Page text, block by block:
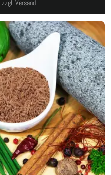
zzgl. Versand